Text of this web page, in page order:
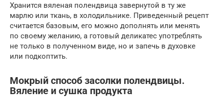
Хранится вяленая полендвица завернутой в ту же
марлю или ткань, в холодильнике. Приведенный рецепт
считается базовым, его можно дополнять или менять
по своему желанию, а готовый деликатес употреблять
не только в полученном виде, но и запечь в духовке
или подкоптить.
Мокрый способ засолки полендвицы.
Вяление и сушка продукта